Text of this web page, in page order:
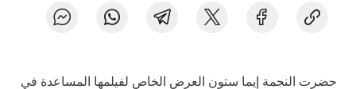
حضرت النجمة إيما ستون العرض الخاص لفيلمها المساعدة في